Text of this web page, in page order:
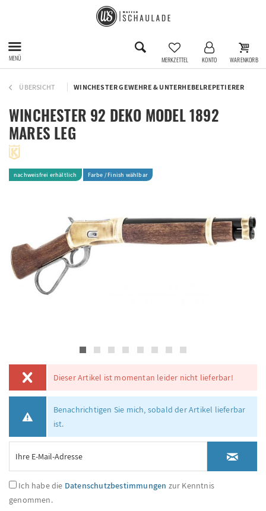
MENÜ MERKZETTEL KONTO WARENKORB
ÜBERSICHT WINCHESTER GEWEHRE & UNTERHEBELREPETIERER
WINCHESTER 92 DEKO MODEL 1892
MARES LEG
nachweisfrei erhältlich Farbe / Finish wählbar
Dieser Artikel ist momentan leider nicht lieferbar!
Benachrichtigen Sie mich, sobald der Artikel lieferbar
ist.
Ich habe die Datenschutzbestimmungen zur Kenntnis
genommen.